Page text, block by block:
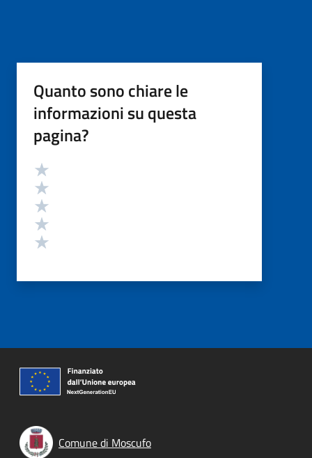
Quanto sono chiare le
informazioni su questa
pagina?
Valutazione
Comune di Moscufo